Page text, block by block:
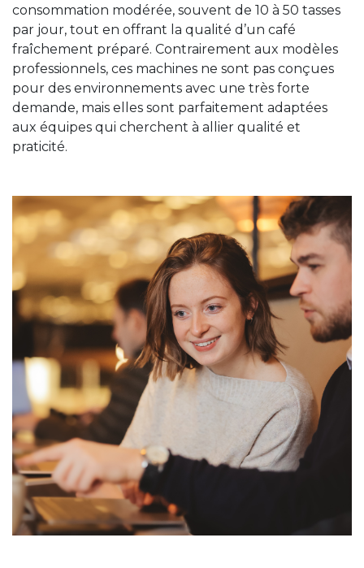
consommation modérée, souvent de 10 à 50 tasses
par jour, tout en offrant la qualité d’un café
fraîchement préparé. Contrairement aux modèles
professionnels, ces machines ne sont pas conçues
pour des environnements avec une très forte
demande, mais elles sont parfaitement adaptées
aux équipes qui cherchent à allier qualité et
praticité.